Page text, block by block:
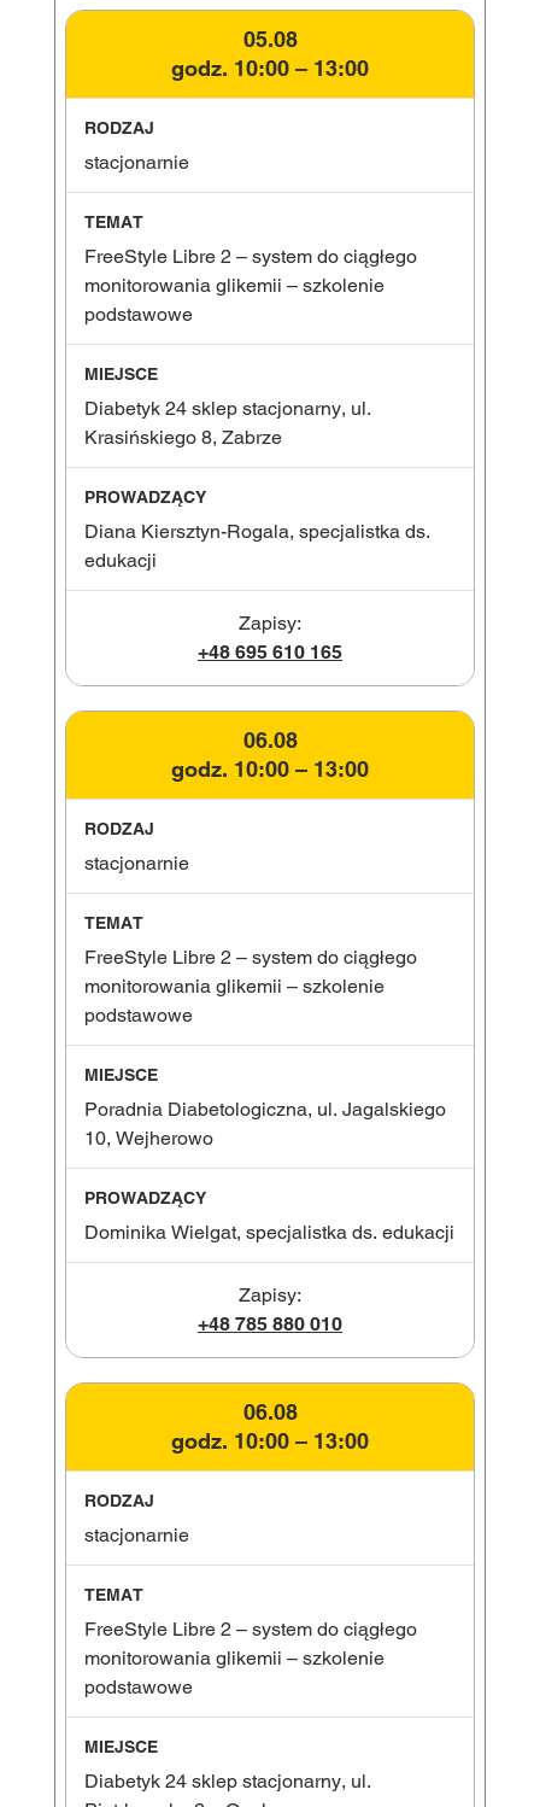
05.08
godz. 10:00 – 13:00
stacjonarnie
FreeStyle Libre 2 – system do ciągłego
monitorowania glikemii – szkolenie
podstawowe
Diabetyk 24 sklep stacjonarny, ul.
Krasińskiego 8, Zabrze
Diana Kiersztyn-Rogala, specjalistka ds.
edukacji
Zapisy:
+48 695 610 165
06.08
godz. 10:00 – 13:00
stacjonarnie
FreeStyle Libre 2 – system do ciągłego
monitorowania glikemii – szkolenie
podstawowe
Poradnia Diabetologiczna, ul. Jagalskiego
10, Wejherowo
Dominika Wielgat, specjalistka ds. edukacji
Zapisy:
+48 785 880 010
06.08
godz. 10:00 – 13:00
stacjonarnie
FreeStyle Libre 2 – system do ciągłego
monitorowania glikemii – szkolenie
podstawowe
Diabetyk 24 sklep stacjonarny, ul.